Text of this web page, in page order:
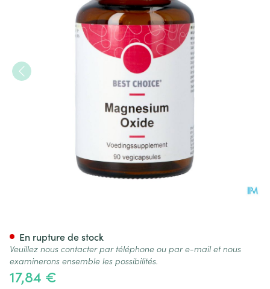
17,84 €
En rupture de stock
Veuillez nous contacter par téléphone ou par e-mail et nous
examinerons ensemble les possibilités.